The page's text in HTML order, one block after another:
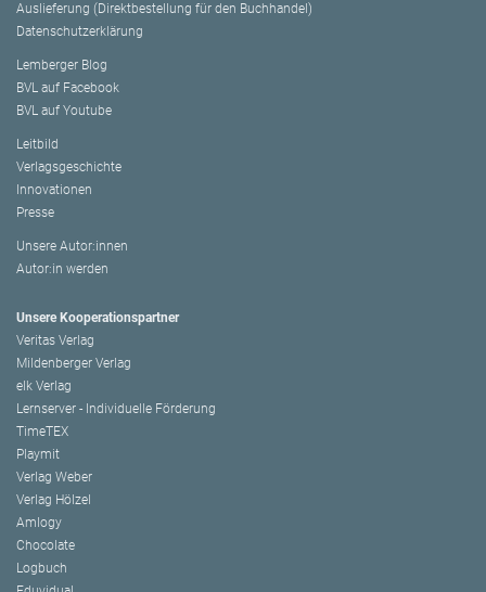
Auslieferung (Direktbestellung für den Buchhandel)
Datenschutzerklärung
Lemberger Blog
BVL auf Facebook
BVL auf Youtube
Leitbild
Verlagsgeschichte
Innovationen
Presse
Unsere Autor:innen
Autor:in werden
Unsere Kooperationspartner
Veritas Verlag
Mildenberger Verlag
elk Verlag
Lernserver - Individuelle Förderung
TimeTEX
Playmit
Verlag Weber
Verlag Hölzel
Amlogy
Chocolate
Logbuch